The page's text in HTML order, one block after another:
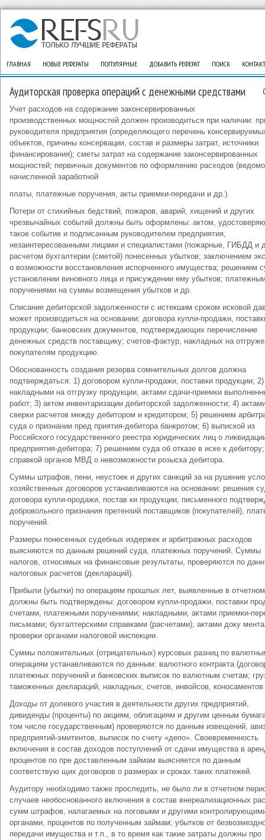
ГЛАВНАЯ НОВЫЕ РЕФЕРАТЫ ПОПУЛЯРНЫЕ ДОБАВИТЬ РЕФЕРАТ ПОИСК
Аудиторская проверка операций с денежными средствами
Учет расходов на содержание законсервированных
производственных мощностей должен производиться при наличии:
руководителя предприятия (определяющего перечень
объектов, причины консервации, состав и размеры затрат, источники
финансирования); сметы затрат на содержание законсервированных
мощностей; первичных документов по оформлению расходов
начисленной заработной
платы, платежные поручения, акты приемки-передачи и др.).
Потери от стихийных бедствий, пожаров, аварий, хищений и других
чрезвычайных событий должны быть оформлены: актом,
такое событие и подписанным руководителем предприятия,
незаинтересованными лицами и специалистами (пожарные, ГИБДД и
расчетом бухгалтерии (сметой) понесенных убытков; заключением
о возможности восстановления испорченного имущества; решением
установлении виновного лица и присуждении ему убытков;
поручениями на суммы возмещения убытков и др.
Списание дебиторской задолженности с истекшим сроком исковой
может производиться на основании: договора купли-продажи,
продукции; банковских документов, подтверждающих перечисление
денежных средств поставщику; счетов-фактур, накладных на
покупателям продукцию.
Обоснованность создания резерва сомнительных долгов должна
подтверждаться: 1) договором купли-продажи, поставки продукции; 2)
накладными на отгрузку продукции, актами сдачи-приемки
работ; 3) актом инвентаризации дебиторской задолженности; 4)
сверки расчетов между дебитором и кредитором; 5) решением
суда о признании пред приятия-дебитора банкротом; 6) выпиской из
Российского государственного реестра юридических лиц о
предприятия-дебитора; 7) решением суда об отказе в иске к
справкой органов МВД о невозможности розыска дебитора.
Суммы штрафов, пени, неустоек и других санкций за на рушение
хозяйственных договоров устанавливаются на основании: решения
договора купли-продажи, постав ки продукции, письменного
добровольного признания претензий поставщиков (покупателей),
поручений.
Размеры понесенных судебных издержек и арбитражных расходов
выясняются по данным решений суда, платежных поручений. Суммы
налогов, относимых на финансовые результаты, проверяются по
налоговых расчетов (деклараций).
Прибыли (убытки) по операциям прошлых лет, выявленные в
должны быть подтверждены: договором купли-продажи, поставки
счетами, платежными поручениями; накладными, актами приемки-
письмами; бухгалтерскими справками (расчетами); актами доку
проверки органами налоговой инспекции.
Суммы положительных (отрицательных) курсовых разниц по
операциям устанавливаются по данным: валютного контракта
платежных поручений и банковских выписок по валютным счетам;
таможенных деклараций, накладных, счетов, инвойсов,
Доходы от долевого участия в деятельности других предприятий,
дивиденды (проценты) по акциям, облигациям и другим ценным
том числе государственным) проверяются по данным извещений,
предприятий-эмитентов, выписок по счету «депо». Своевременность
включения в состав доходов поступлений от сдачи имущества в
процентов по пре доставленным займам выясняется по данным
соответствую щих договоров о размерах и сроках таких платежей.
Аудитору необходимо также проследить, не было ли в отчетном
случаев необоснованного включения в состав внереализационных
сумм штрафов, налагаемых на логовыми и другими
органами, процентов по полученным займам; убытков от
передачи имущества и т.п., в то время как такие затраты должны про